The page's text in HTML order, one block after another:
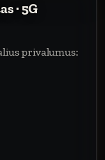
· 5G
privalumus: